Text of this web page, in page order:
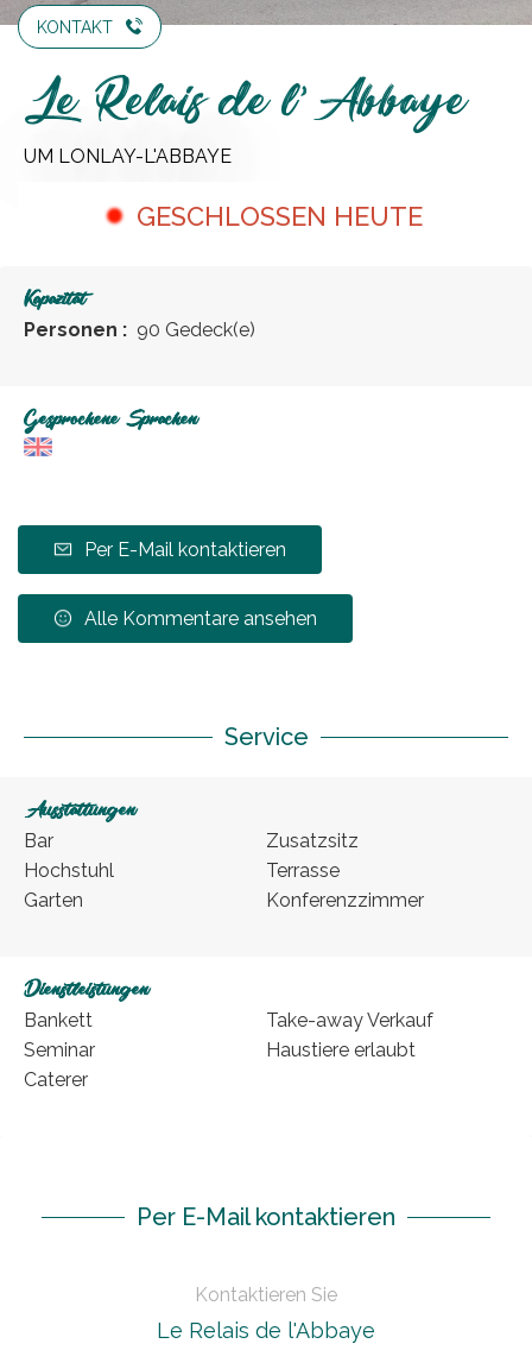
KONTAKT
Le Relais de l'Abbaye
UM LONLAY-L'ABBAYE
GESCHLOSSEN HEUTE
Kapazität
Personen : 90 Gedeck(e)
Gesprochene Sprachen
Per E-Mail kontaktieren
Alle Kommentare ansehen
Service
Ausstattungen
Bar
Hochstuhl
Garten
Zusatzsitz
Terrasse
Konferenzzimmer
Dienstleistungen
Bankett
Seminar
Caterer
Take-away Verkauf
Haustiere erlaubt
Per E-Mail kontaktieren
Kontaktieren Sie
Le Relais de l'Abbaye